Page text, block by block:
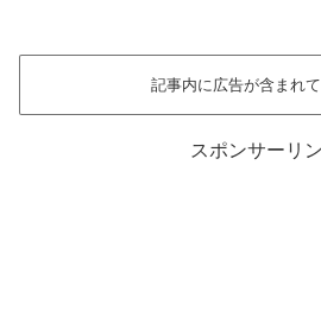
記事内に広告が含まれて
スポンサーリ